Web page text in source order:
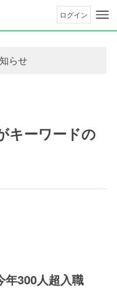
ログイン
らせ
の皆様へ閲覧本数変更
の皆様へ閲覧本数変更
キーワードの
年300人超入職